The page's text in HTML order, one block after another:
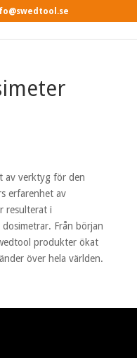
verktyg för den
erfarenhet av
resulterat i
Från början
produkter ökat
över hela världen.